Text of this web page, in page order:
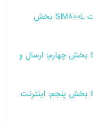
راه اندازی و کار با ماژول سیم کارت SIM800L بخش
راه اندازی و کار با ماژول SIM800L بخش چهارم: ارسال و
راه اندازی و کار با ماژول SIM800L بخش پنجم: اینترنت